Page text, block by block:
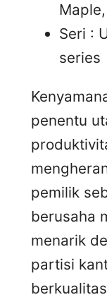
Seri :
series
penentu
pemilik
berusaha
menarik
partisi